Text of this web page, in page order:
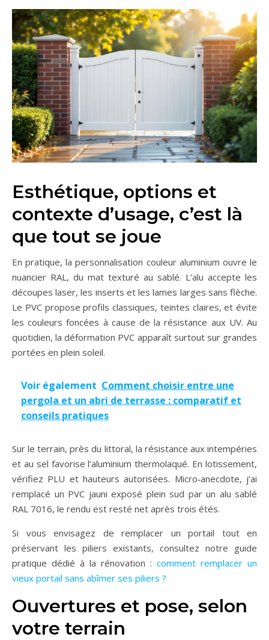
Esthétique, options et
contexte d’usage, c’est là
que tout se joue
En pratique, la personnalisation couleur aluminium ouvre le
nuancier RAL, du mat texturé au sablé. L’alu accepte les
découpes laser, les inserts et les lames larges sans flèche.
Le PVC propose profils classiques, teintes claires, et évite
les couleurs foncées à cause de la résistance aux UV. Au
quotidien, la déformation PVC apparaît surtout sur grandes
portées en plein soleil.
Voir également Comment choisir entre une
pergola et un abri de terrasse : comparatif et
conseils pratiques
Sur le terrain, près du littoral, la résistance aux intempéries
et au sel favorise l’aluminium thermolaqué. En lotissement,
vérifiez PLU et hauteurs autorisées. Micro‑anecdote, j’ai
remplacé un PVC jauni exposé plein sud par un alu sablé
RAL 7016, le rendu est resté net après trois étés.
Si vous envisagez de remplacer un portail tout en
préservant les piliers existants, consultez notre guide
pratique dédié à la rénovation : comment remplacer un
vieux portail sans abîmer ses piliers ?
Ouvertures et pose, selon
votre terrain